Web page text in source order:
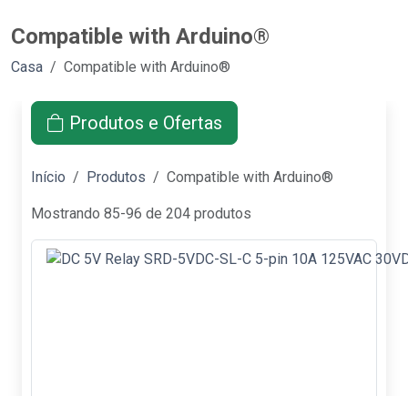
Compatible with Arduino®
Casa Compatible with Arduino®
Produtos e Ofertas
Início Produtos Compatible with Arduino®
Mostrando 85-96 de 204 produtos